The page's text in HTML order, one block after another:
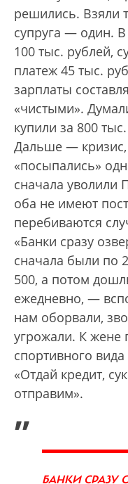
решились. Взяли
супруга — один.
100 тыс. рублей,
платеж 45 тыс.
зарплаты
«чистыми».
купили за 800
Дальше —
«посыпались»
сначала уволили
оба не имеют
перебиваются
«Банки сразу
сначала были по
500, а потом
ежедневно, —
нам оборвали,
угрожали. К жене
спортивного
«Отдай кредит,
отправим».
„
БАНКИ СРАЗУ